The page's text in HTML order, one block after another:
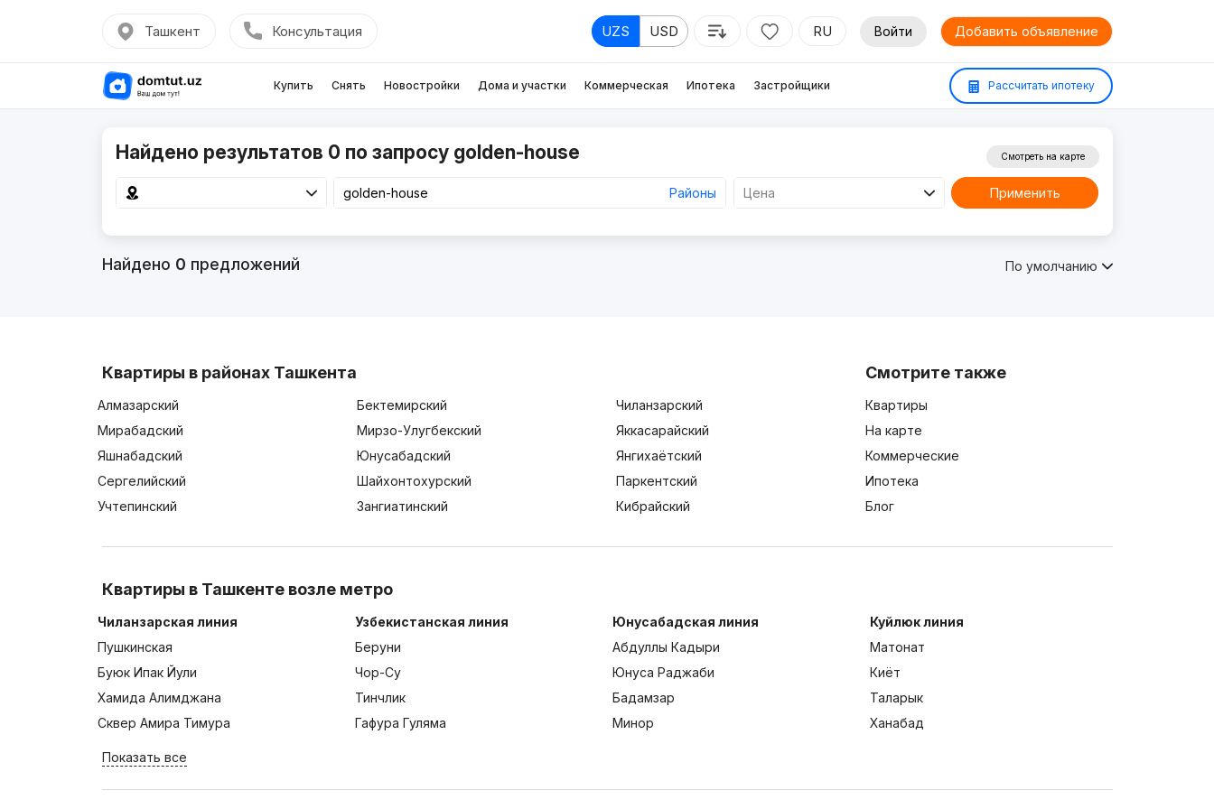
Ташкент Консультация UZS USD RU Войти Добавить объявление
Купить Снять Новостройки Дома и участки Коммерческая Ипотека Застройщики Рассчитать ипотеку
Найдено результатов 0 по запросу golden-house
Районы Цена
Смотреть на карте
Применить
Найдено 0 предложений По умолчанию
Квартиры в районах Ташкента
Алмазарский Бектемирский
Чиланзарский
Мирабадский
Мирзо-Улугбекский
Яккасарайский
Яшнабадский
Юнусабадский
Янгихаётский
Сергелийский
Шайхонтохурский
Паркентский
Учтепинский
Зангиатинский Кибрайский
Смотрите также
Квартиры
На карте
Коммерческие
Ипотека
Блог
Квартиры в Ташкенте возле метро
Чиланзарская линия
Пушкинская
Буюк Ипак Йули
Хамида Алимджана
Сквер Амира Тимура
Узбекистанская линия
Беруни
Чор-Су
Тинчлик
Гафура Гуляма
Юнусабадская линия
Абдуллы Кадыри
Юнуса Раджаби
Бадамзар
Минор
Куйлюк линия
Матонат
Киёт
Таларык
Ханабад
Показать все